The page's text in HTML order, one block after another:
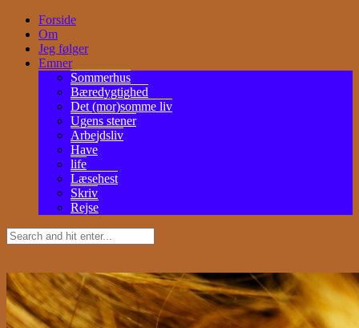
Forside
Om
Jeg følger
Emner
Sommerhus
Bæredygtighed
Det (mor)somme liv
Ugens stener
Arbejdsliv
Have
life
Læsehest
Skriv
Rejse